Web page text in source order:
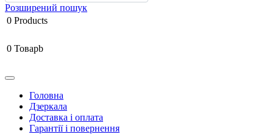
Розширений пошук
0 Products
0 Товарb
Головна
Дзеркала
Доставка і оплата
Гарантії і повернення